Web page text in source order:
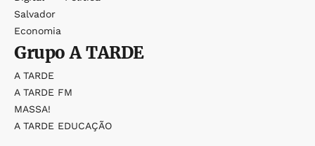
Salvador
Economia
GrupoA TARDE
A TARDE
A TARDE FM
MASSA!
A TARDE EDUCAÇÃO